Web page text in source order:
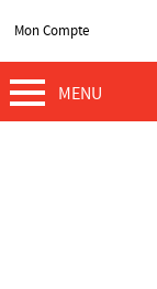
Mon Compte
MENU